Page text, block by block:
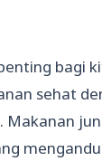
bagi
sehat
Makanan